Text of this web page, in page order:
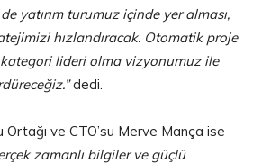
yatırım turumuz içinde yer alması,
hızlandıracak. Otomatik proje
lideri olma vizyonumuz ile
dedi.
Ortağı ve CTO’su Merve Mança ise
zamanlı bilgiler ve güçlü